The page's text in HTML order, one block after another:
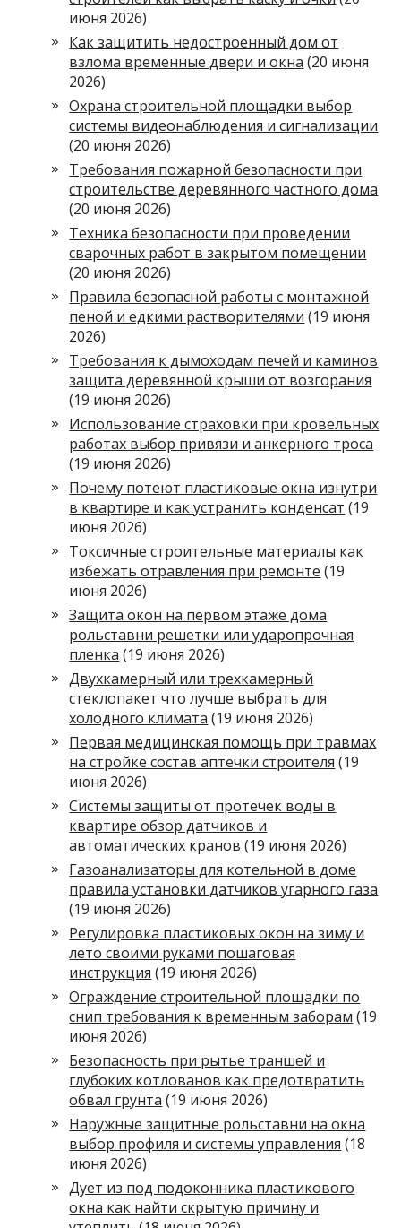
июня 2026)
Как защитить недостроенный дом от
взлома временные двери и окна (20 июня
2026)
Охрана строительной площадки выбор
системы видеонаблюдения и сигнализации
(20 июня 2026)
Требования пожарной безопасности при
строительстве деревянного частного дома
(20 июня 2026)
Техника безопасности при проведении
сварочных работ в закрытом помещении
(20 июня 2026)
Правила безопасной работы с монтажной
пеной и едкими растворителями (19 июня
2026)
Требования к дымоходам печей и каминов
защита деревянной крыши от возгорания
(19 июня 2026)
Использование страховки при кровельных
работах выбор привязи и анкерного троса
(19 июня 2026)
Почему потеют пластиковые окна изнутри
в квартире и как устранить конденсат (19
июня 2026)
Токсичные строительные материалы как
избежать отравления при ремонте (19
июня 2026)
Защита окон на первом этаже дома
рольставни решетки или ударопрочная
пленка (19 июня 2026)
Двухкамерный или трехкамерный
стеклопакет что лучше выбрать для
холодного климата (19 июня 2026)
Первая медицинская помощь при травмах
на стройке состав аптечки строителя (19
июня 2026)
Системы защиты от протечек воды в
квартире обзор датчиков и
автоматических кранов (19 июня 2026)
Газоанализаторы для котельной в доме
правила установки датчиков угарного газа
(19 июня 2026)
Регулировка пластиковых окон на зиму и
лето своими руками пошаговая
инструкция (19 июня 2026)
Ограждение строительной площадки по
снип требования к временным заборам (19
июня 2026)
Безопасность при рытье траншей и
глубоких котлованов как предотвратить
обвал грунта (19 июня 2026)
Наружные защитные рольставни на окна
выбор профиля и системы управления (18
июня 2026)
Дует из под подоконника пластикового
окна как найти скрытую причину и